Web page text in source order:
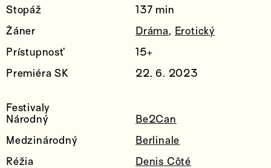
Stopáž
137 min
Žáner
Dráma, Erotický
Prístupnosť
15+
Premiéra SK
22. 6. 2023
Festivaly
Národný
Be2Can
Medzinárodný
Berlinale
Réžia
Denis Côté